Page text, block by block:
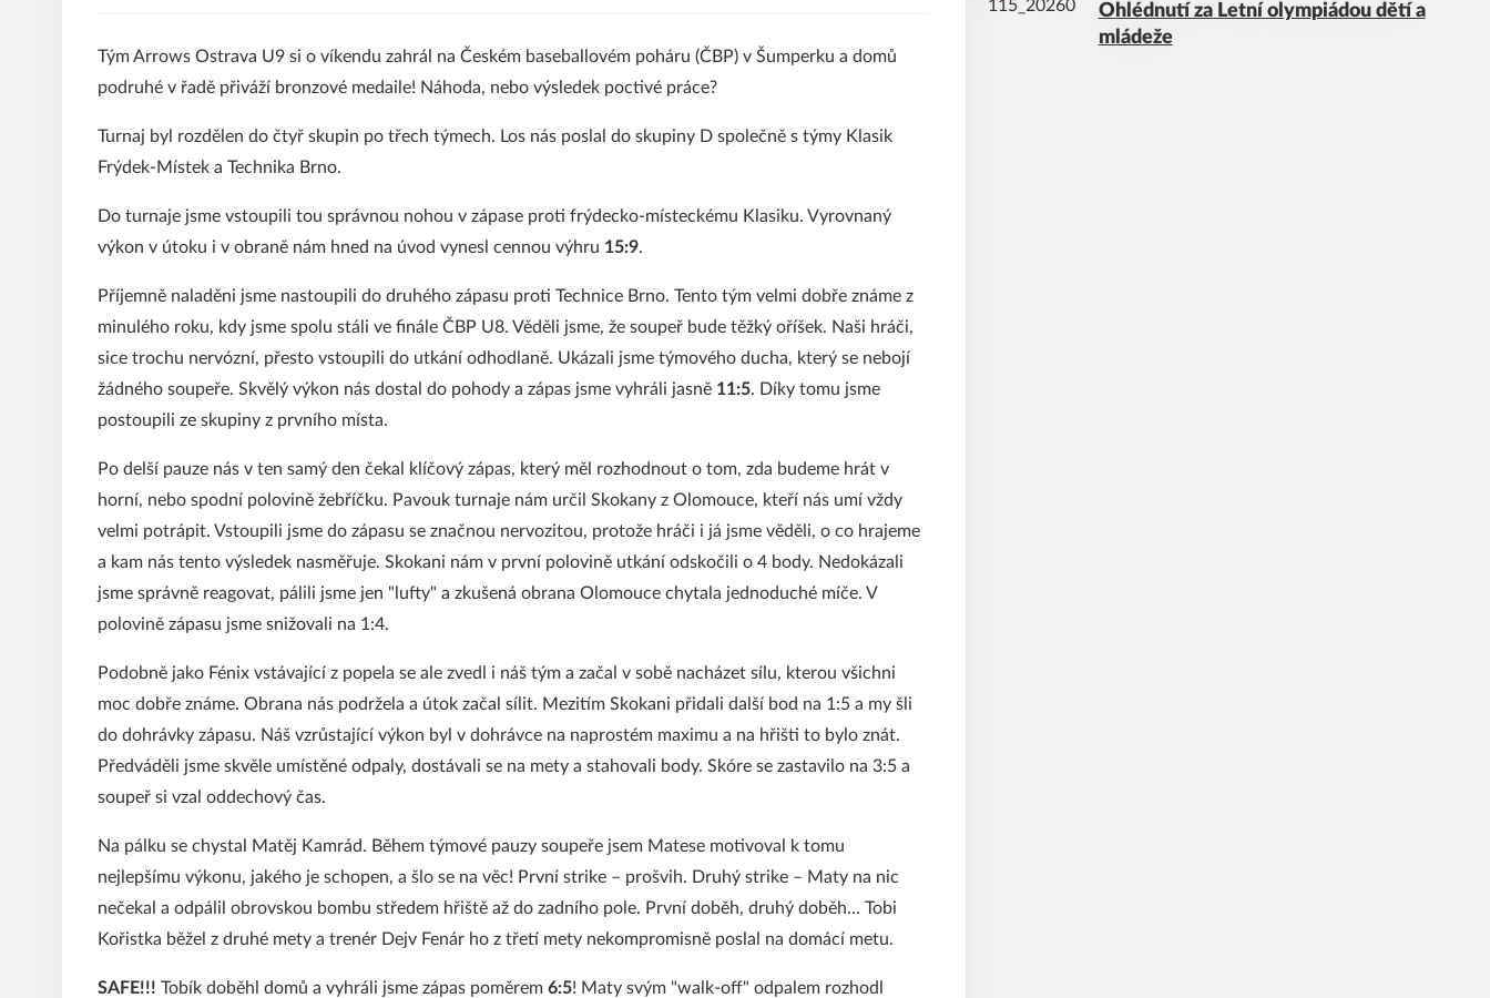
Ohlédnutí za Letní olympiádou dětí a
mládeže
Tým Arrows Ostrava U9 si o víkendu zahrál na Českém baseballovém poháru (ČBP) v Šumperku a domů
podruhé v řadě přiváží bronzové medaile! Náhoda, nebo výsledek poctivé práce?
Turnaj byl rozdělen do čtyř skupin po třech týmech. Los nás poslal do skupiny D společně s týmy Klasik
Frýdek-Místek a Technika Brno.
Do turnaje jsme vstoupili tou správnou nohou v zápase proti frýdecko-místeckému Klasiku. Vyrovnaný
výkon v útoku i v obraně nám hned na úvod vynesl cennou výhru 15:9.
Příjemně naladěni jsme nastoupili do druhého zápasu proti Technice Brno. Tento tým velmi dobře známe z
minulého roku, kdy jsme spolu stáli ve finále ČBP U8. Věděli jsme, že soupeř bude těžký oříšek. Naši hráči,
sice trochu nervózní, přesto vstoupili do utkání odhodlaně. Ukázali jsme týmového ducha, který se nebojí
žádného soupeře. Skvělý výkon nás dostal do pohody a zápas jsme vyhráli jasně 11:5. Díky tomu jsme
postoupili ze skupiny z prvního místa.
Po delší pauze nás v ten samý den čekal klíčový zápas, který měl rozhodnout o tom, zda budeme hrát v
horní, nebo spodní polovině žebříčku. Pavouk turnaje nám určil Skokany z Olomouce, kteří nás umí vždy
velmi potrápit. Vstoupili jsme do zápasu se značnou nervozitou, protože hráči i já jsme věděli, o co hrajeme
a kam nás tento výsledek nasměřuje. Skokani nám v první polovině utkání odskočili o 4 body. Nedokázali
jsme správně reagovat, pálili jsme jen "lufty" a zkušená obrana Olomouce chytala jednoduché míče. V
polovině zápasu jsme snižovali na 1:4.
Podobně jako Fénix vstávající z popela se ale zvedl i náš tým a začal v sobě nacházet sílu, kterou všichni
moc dobře známe. Obrana nás podržela a útok začal sílit. Mezitím Skokani přidali další bod na 1:5 a my šli
do dohrávky zápasu. Náš vzrůstající výkon byl v dohrávce na naprostém maximu a na hřišti to bylo znát.
Předváděli jsme skvěle umístěné odpaly, dostávali se na mety a stahovali body. Skóre se zastavilo na 3:5 a
soupeř si vzal oddechový čas.
Na pálku se chystal Matěj Kamrád. Během týmové pauzy soupeře jsem Matese motivoval k tomu
nejlepšímu výkonu, jakého je schopen, a šlo se na věc! První strike – prošvih. Druhý strike – Maty na nic
nečekal a odpálil obrovskou bombu středem hřiště až do zadního pole. První doběh, druhý doběh... Tobi
Kořistka běžel z druhé mety a trenér Dejv Fenár ho z třetí mety nekompromisně poslal na domácí metu.
SAFE!!! Tobík doběhl domů a vyhráli jsme zápas poměrem 6:5! Maty svým "walk-off" odpalem rozhodl